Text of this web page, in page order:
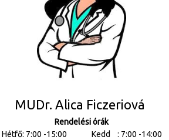
MUDr. Alica Ficzeriová
Rendelési órák
Hétfő: 7:00 -15:00 Kedd : 7:00 -14:00